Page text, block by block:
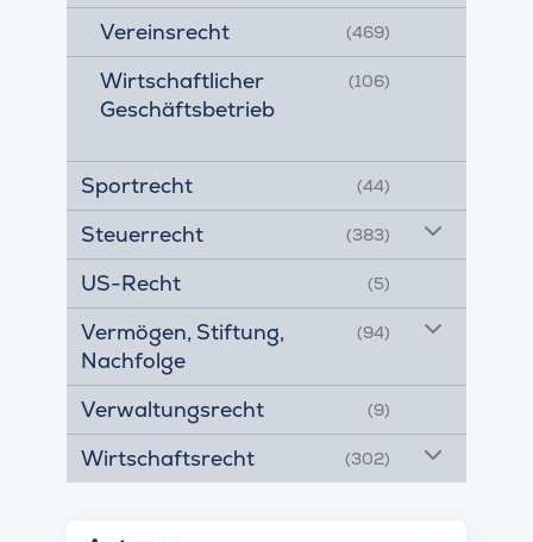
Vereinsrecht (469)
Wirtschaftlicher
Geschäftsbetrieb
(106)
Sportrecht (44)
Steuerrecht (383)
US-Recht (5)
Vermögen, Stiftung,
Nachfolge
(94)
Verwaltungsrecht (9)
Wirtschaftsrecht (302)